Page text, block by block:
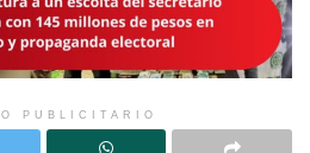
PUBLICITARIO